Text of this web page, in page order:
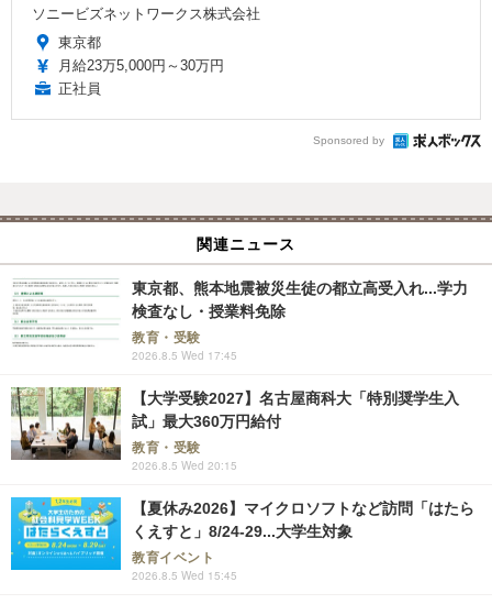
ソニービズネットワークス株式会社
東京都
月給23万5,000円～30万円
正社員
Sponsored by
関連ニュース
東京都、熊本地震被災生徒の都立高受入れ...学力
検査なし・授業料免除
教育・受験
2026.8.5 Wed 17:45
【大学受験2027】名古屋商科大「特別奨学生入
試」最大360万円給付
教育・受験
2026.8.5 Wed 20:15
【夏休み2026】マイクロソフトなど訪問「はたら
くえすと」8/24-29...大学生対象
教育イベント
2026.8.5 Wed 15:45